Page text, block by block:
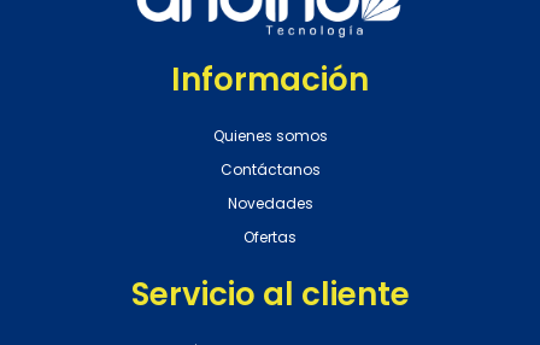
Información
Quienes somos
Contáctanos
Novedades
Ofertas
Servicio al cliente